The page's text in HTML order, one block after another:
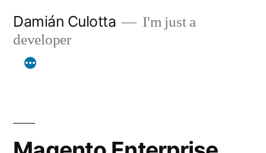
contenido
Damián Culotta
I'm just a
developer